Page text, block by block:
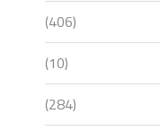
(406)
(10)
(284)